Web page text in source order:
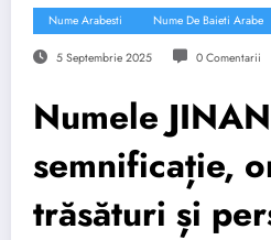
Nume Arabesti Nume De Baieti Arabe
5 Septembrie 2025 0 Comentarii
Numele
semnificație,
trăsături și